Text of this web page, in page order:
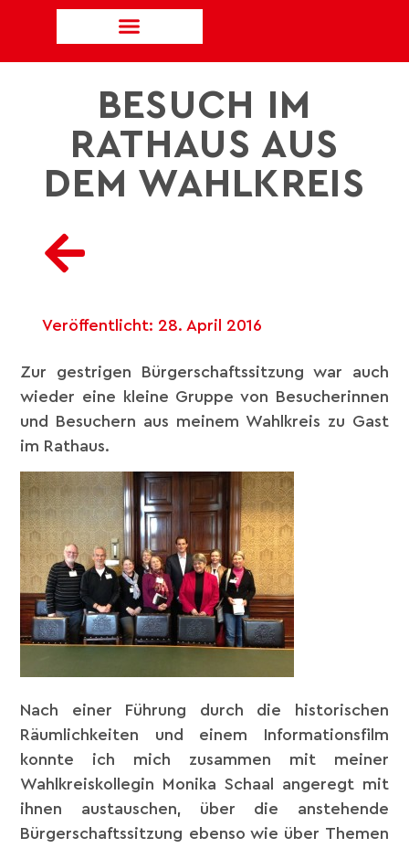
BESUCH IM
RATHAUS AUS
DEM WAHLKREIS
Veröffentlicht: 28. April 2016
Zur gestrigen Bürgerschaftssitzung war auch
wieder eine kleine Gruppe von Besucherinnen
und Besuchern aus meinem Wahlkreis zu Gast
im Rathaus.
Nach einer Führung durch die historischen
Räumlichkeiten und einem Informationsfilm
konnte ich mich zusammen mit meiner
Wahlkreiskollegin Monika Schaal angeregt mit
ihnen austauschen, über die anstehende
Bürgerschaftssitzung ebenso wie über Themen